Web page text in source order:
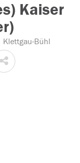
Kaiser
Klettgau-Bühl